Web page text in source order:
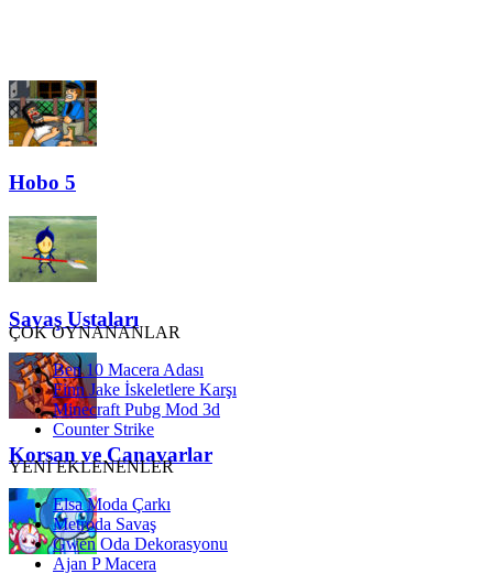
Hobo 5
Savaş Ustaları
Korsan ve Canavarlar
ÇOK OYNANANLAR
Ben 10 Macera Adası
Finn Jake İskeletlere Karşı
Minecraft Pubg Mod 3d
Counter Strike
YENİ EKLENENLER
Elsa Moda Çarkı
Metroda Savaş
Gwen Oda Dekorasyonu
Ajan P Macera